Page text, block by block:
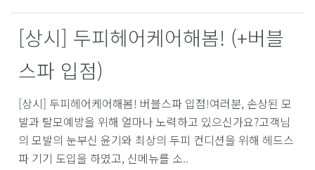
[상시] 두피헤어케어해봄! (+버블
스파 입점)
[상시] 두피헤어케어해봄! 버블스파 입점!여러분, 손상된 모
발과 탈모예방을 위해 얼마나 노력하고 있으신가요?고객님
의 모발의 눈부신 윤기와 최상의 두피 컨디션을 위해 헤드스
파 기기 도입을 하였고, 신메뉴를 소..